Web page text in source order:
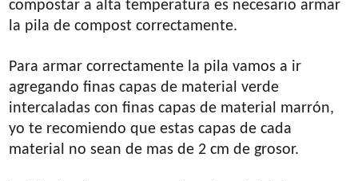
compostar a alta temperatura es necesario armar
la pila de compost correctamente.
Para armar correctamente la pila vamos a ir
agregando finas capas de material verde
intercaladas con finas capas de material marrón,
yo te recomiendo que estas capas de cada
material no sean de mas de 2 cm de grosor.